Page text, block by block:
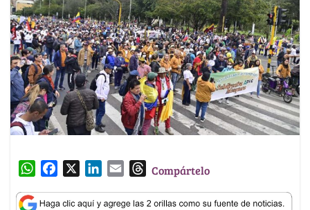
W
a
c
n
a
T
r
Compártelo